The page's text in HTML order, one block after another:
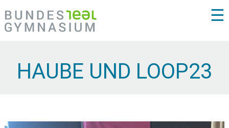
☰
HAUBE UND LOOP23